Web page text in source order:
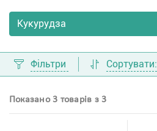
Фільтри Сортувати:
Показано 3 товарів з 3